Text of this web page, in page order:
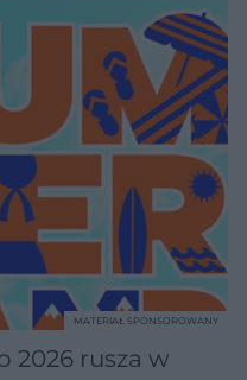
2026 rusza w
MATERIAŁ SPONSOROWANY